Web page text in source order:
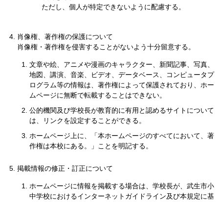
ただし、個人が特定できないように配慮する。
肖像権、著作権の保護について
肖像権・著作権を侵害することがないよう十分留意する。
文章や絵、アニメや漫画のキャラクター、新聞記事、写真、
地図、講演、音楽、ビデオ、データベース、コンピュータプ
ログラム等の情報は、著作権によって保護されており、ホー
ムページに無断で転載することはできない。
公的機関及び学校長が教育的に有用と認めるサイトについて
は、リンクを設定することができる。
ホームページ上に、「本ホームページのすべてにおいて、著
作権は本校にある。」ことを明記する。
掲載情報の修正・訂正について
ホームページに情報を掲載する場合は、学校長が、武生市小
中学校におけるインターネットガイドライン及び本規定に基